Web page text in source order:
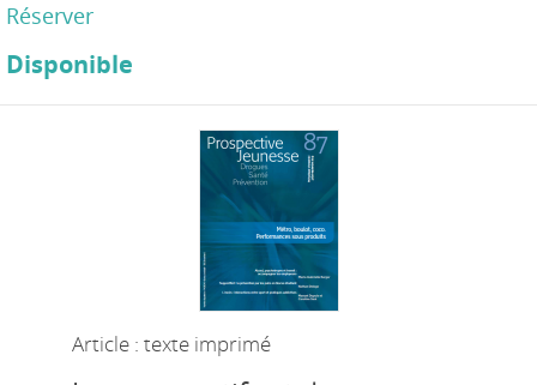
Réserver
Disponible
Article : texte imprimé